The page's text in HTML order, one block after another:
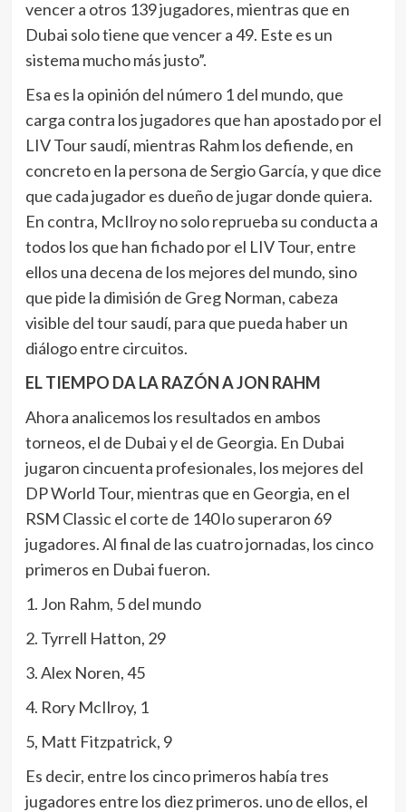
vencer a otros 139 jugadores, mientras que en
Dubai solo tiene que vencer a 49. Este es un
sistema mucho más justo”.
Esa es la opinión del número 1 del mundo, que
carga contra los jugadores que han apostado por el
LIV Tour saudí, mientras Rahm los defiende, en
concreto en la persona de Sergio García, y que dice
que cada jugador es dueño de jugar donde quiera.
En contra, McIlroy no solo reprueba su conducta a
todos los que han fichado por el LIV Tour, entre
ellos una decena de los mejores del mundo, sino
que pide la dimisión de Greg Norman, cabeza
visible del tour saudí, para que pueda haber un
diálogo entre circuitos.
EL TIEMPO DA LA RAZÓN A JON RAHM
Ahora analicemos los resultados en ambos
torneos, el de Dubai y el de Georgia. En Dubai
jugaron cincuenta profesionales, los mejores del
DP World Tour, mientras que en Georgia, en el
RSM Classic el corte de 140 lo superaron 69
jugadores. Al final de las cuatro jornadas, los cinco
primeros en Dubai fueron.
1. Jon Rahm, 5 del mundo
2. Tyrrell Hatton, 29
3. Alex Noren, 45
4. Rory McIlroy, 1
5, Matt Fitzpatrick, 9
Es decir, entre los cinco primeros había tres
jugadores entre los diez primeros. uno de ellos, el